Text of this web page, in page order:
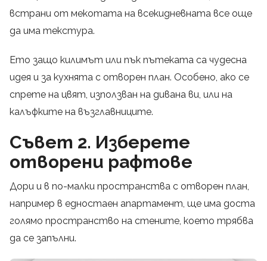
встрани от мекотата на всекидневната все още
да има текстура.
Ето защо килимът или пък пътеката са чудесна
идея и за кухнята с отворен план. Особено, ако се
спрете на цвят, използван на дивана ви, или на
калъфките на възглавниците.
Съвет 2. Изберете
отворени рафтове
Дори и в по-малки пространства с отворен план,
например в едностаен апартамент, ще има доста
голямо пространство на стените, което трябва
да се запълни.